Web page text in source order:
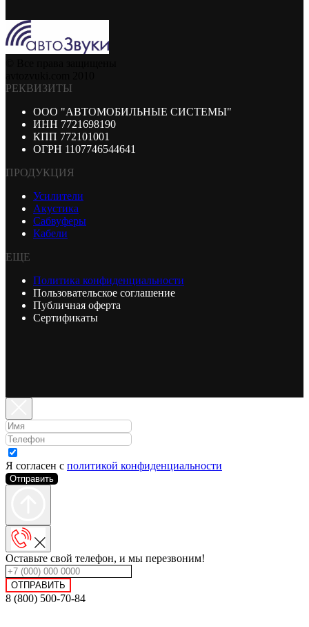
РЕКВИЗИТЫ
ООО "АВТОМОБИЛЬНЫЕ СИСТЕМЫ"
ИНН 7721698190
КПП 772101001
ОГРН 1107746544641
ПРОДУКЦИЯ
Усилители
Акустика
Сабвуферы
Кабели
ЕЩЕ
Политика конфиденциальности
Пользовательское соглашение
Публичная оферта
Сертификаты
Я согласен с политикой конфиденциальности
Отправить
Оставьте свой телефон, и мы перезвоним!
ОТПРАВИТЬ
8 (800) 500-70-84